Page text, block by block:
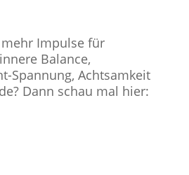
Impulse für
Balance,
Spannung, Achtsamkeit
Dann schau mal hier: